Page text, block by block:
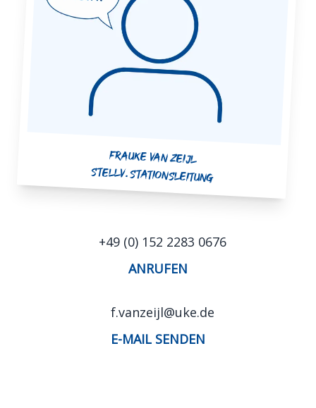
Frauke van Zeijl
Stellv. Stationsleitung
ANRUFEN
+49 (0) 152 2283 0676
E-MAIL SENDEN
f.vanzeijl@uke.de